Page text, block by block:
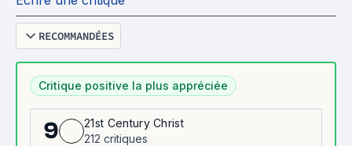
RECOMMANDÉES
Critique positive la plus appréciée
9
21st Century Christ
212 critiques